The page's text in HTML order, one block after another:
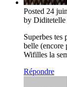
Posted 24
by Diditetelle
Superbes
belle (encore
Wifilles la
Répondre